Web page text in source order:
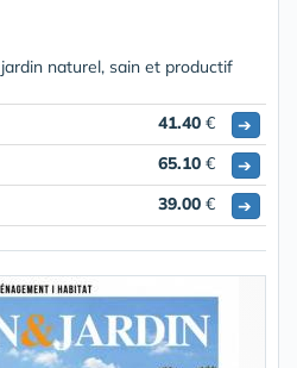
naturel, sain et productif
41.40 €
➔
65.10 €
➔
39.00 € ➔